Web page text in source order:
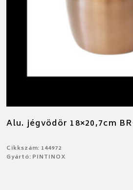
Alu. jégvödör 18×20,7cm
Cikkszám: 144972
Gyártó: PINTINOX